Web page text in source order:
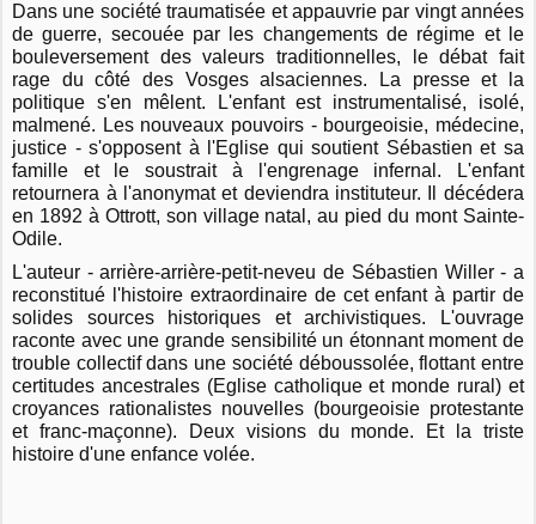
Dans une société traumatisée et appauvrie par vingt années
de guerre, secouée par les changements de régime et le
bouleversement des valeurs traditionnelles, le débat fait
rage du côté des Vosges alsaciennes. La presse et la
politique s'en mêlent. L'enfant est instrumentalisé, isolé,
malmené. Les nouveaux pouvoirs - bourgeoisie, médecine,
justice - s'opposent à l'Eglise qui soutient Sébastien et sa
famille et le soustrait à l'engrenage infernal. L'enfant
retournera à l'anonymat et deviendra instituteur. Il décédera
en 1892 à Ottrott, son village natal, au pied du mont Sainte-
Odile.
L'auteur - arrière-arrière-petit-neveu de Sébastien Willer - a
reconstitué l'histoire extraordinaire de cet enfant à partir de
solides sources historiques et archivistiques. L'ouvrage
raconte avec une grande sensibilité un étonnant moment de
trouble collectif dans une société déboussolée, flottant entre
certitudes ancestrales (Eglise catholique et monde rural) et
croyances rationalistes nouvelles (bourgeoisie protestante
et franc-maçonne). Deux visions du monde. Et la triste
histoire d'une enfance volée.